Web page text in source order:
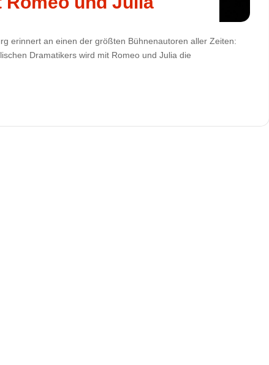
erinnert an einen der größten Bühnenautoren aller Zeiten:
Dramatikers wird mit Romeo und Julia die